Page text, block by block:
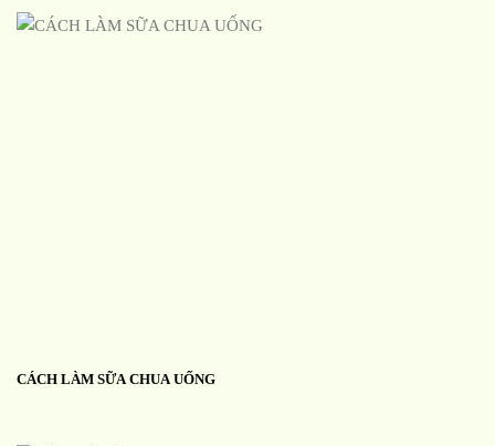
CÁCH LÀM SỮA CHUA UỐNG